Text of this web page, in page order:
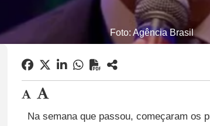
Foto: Agência Brasil
Na semana que passou, começaram os